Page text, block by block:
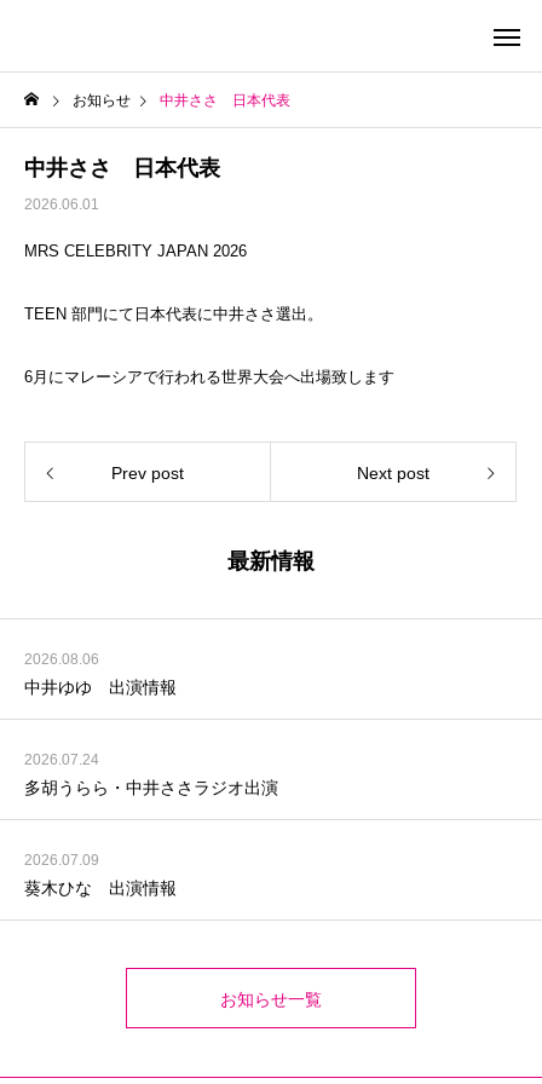
お知らせ 中井ささ 日本代表
中井ささ 日本代表
2026.06.01
MRS CELEBRITY JAPAN 2026
TEEN 部門にて日本代表に中井ささ選出。
6月にマレーシアで行われる世界大会へ出場致します
Prev post Next post
最新情報
2026.08.06
中井ゆゆ 出演情報
2026.07.24
多胡うらら・中井ささラジオ出演
2026.07.09
葵木ひな 出演情報
お知らせ一覧